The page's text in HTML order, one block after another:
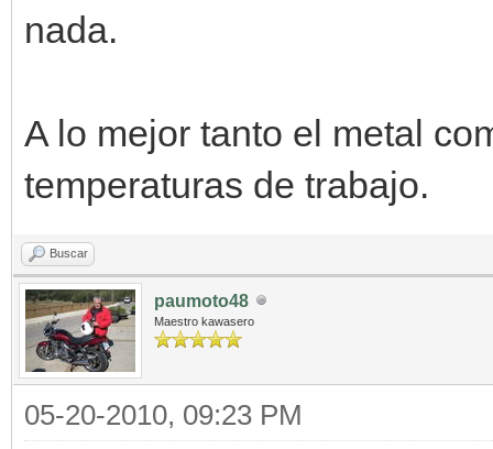
nada.
A lo mejor tanto el metal
temperaturas de trabajo.
Buscar
paumoto48
Maestro kawasero
05-20-2010, 09:23 PM